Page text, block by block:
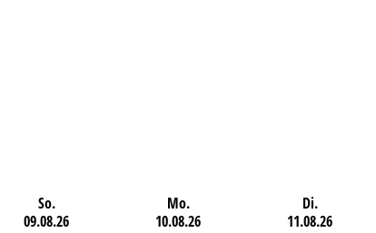
So.
09.08.26
Mo.
10.08.26
Di.
11.08.26